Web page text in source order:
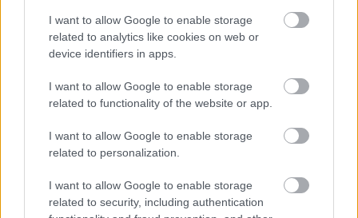
I want to allow Google to enable storage
related to analytics like cookies on web or
device identifiers in apps.
I want to allow Google to enable storage
related to functionality of the website or app.
I want to allow Google to enable storage
related to personalization.
I want to allow Google to enable storage
related to security, including authentication
Vought összeomlik, kénytelen kétségbeesett lépéseket
tenni, útja pedig drámai fordulatot vesz, amikor beadja
magának a Compound V-t. Ez a döntés kérdéseket vet
szerepével kapcsolatban. A finálét övező titokzatosság
azt sugallja, hogy váratlan fordulatok és leleplezések
várják a nézőket a láthatáron.
"Még mindig az 5. évad forgatásának közepén